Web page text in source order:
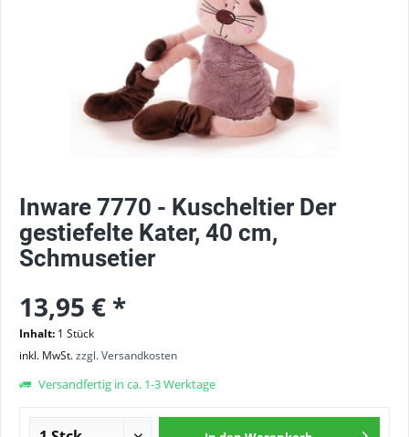
Inware 7770 - Kuscheltier Der
gestiefelte Kater, 40 cm,
Schmusetier
13,95 € *
Inhalt: 1 Stück
inkl. MwSt.zzgl. Versandkosten
Versandfertig in ca. 1-3 Werktage